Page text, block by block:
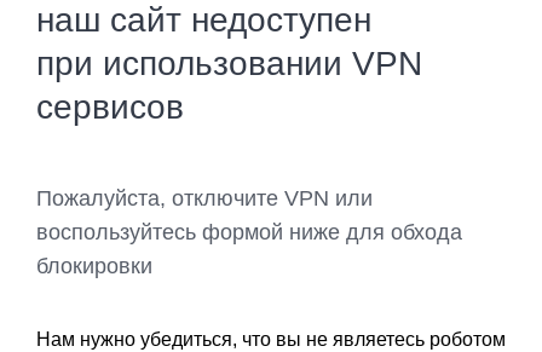
наш сайт недоступен
при использовании VPN
сервисов
Пожалуйста, отключите VPN или
воспользуйтесь формой ниже для обхода
блокировки
Нам нужно убедиться, что вы не являетесь роботом